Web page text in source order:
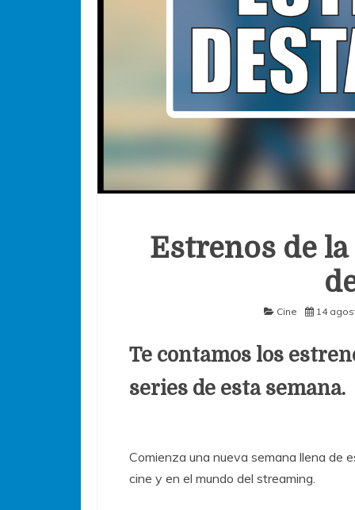
Estrenos de la
Cine 14
Te contamos los
series de esta semana.
Comienza una nueva semana llena de
cine y en el mundo del streaming.